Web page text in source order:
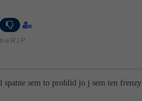
a R.I.P
sem to prohlid jo j sem ten frenzy